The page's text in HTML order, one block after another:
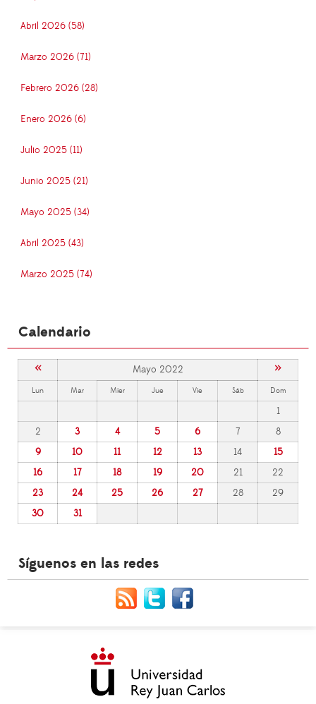
Abril 2026 (58)
Marzo 2026 (71)
Febrero 2026 (28)
Enero 2026 (6)
Julio 2025 (11)
Junio 2025 (21)
Mayo 2025 (34)
Abril 2025 (43)
Marzo 2025 (74)
Calendario
« Mayo 2022 »
Lun Mar Mier Jue Vie Sáb Dom
1
2
3 4 5 6 7
8
9
10 11 12 13 14
15
16
17 18 19 20 21
22
23
24 25 26 27 28
29
30
31
Síguenos en las redes